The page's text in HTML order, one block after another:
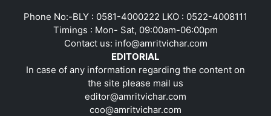
Phone No:-BLY : 0581-4000222 LKO : 0522-4008111
Timings : Mon- Sat, 09:00am-06:00pm
Contact us: info@amritvichar.com
EDITORIAL
In case of any information regarding the content on
the site please mail us
editor@amritvichar.com
coo@amritvichar.com